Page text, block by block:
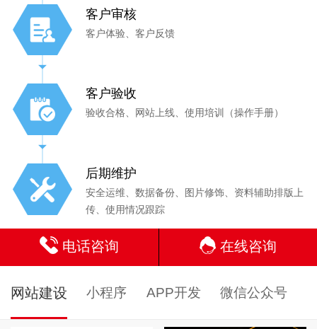
客户审核
客户体验、客户反馈
客户验收
验收合格、网站上线、使用培训（操作手册）
后期维护
安全运维、数据备份、图片修饰、资料辅助排版上
传、使用情况跟踪
电话咨询 在线咨询
网站建设 小程序 APP开发 微信公众号